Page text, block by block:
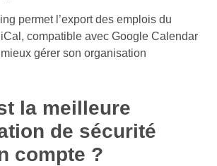
permet l’export des emplois du
compatible avec Google Calendar
gérer son organisation
la meilleure
de sécurité
compte ?